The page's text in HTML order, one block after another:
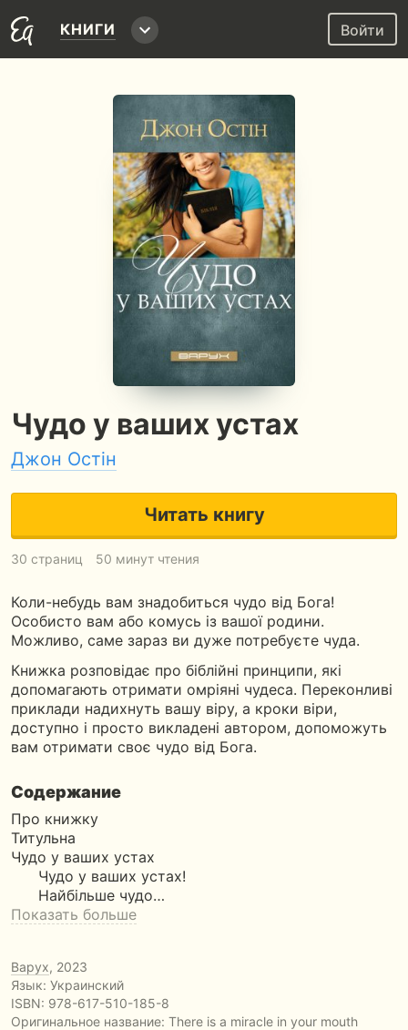
КНИГИ Войти
Чудо у ваших устах
Джон Остін
Читать книгу
30 страниц 50 минут чтения
Коли-небудь вам знадобиться чудо від Бога!
Особисто вам або комусь із вашої родини.
Можливо, саме зараз ви дуже потребуєте чуда.
Книжка розповідає про біблійні принципи, які
допомагають отримати омріяні чудеса. Переконливі
приклади надихнуть вашу віру, а кроки віри,
доступно і просто викладені автором, допоможуть
вам отримати своє чудо від Бога.
Содержание
Про книжку
Титульна
Чудо у ваших устах
Чудо у ваших устах!
Найбільше чудо…
Показать больше
Варух, 2023
Язык: Украинский
ISBN: 978-617-510-185-8
Оригинальное название: There is a miracle in your mouth